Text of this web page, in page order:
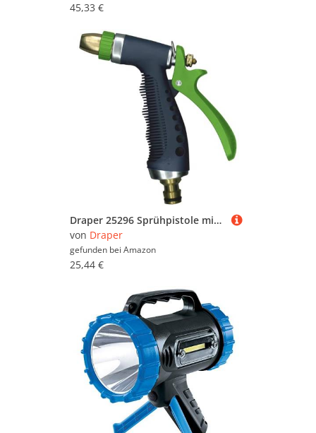
45,33 €
Draper 25296 Sprühpistole mit 3 Mustern, Aluminium-Gartenschlauchdüse, Bewässerungswerkzeug, Messingbeschläge, Universalanschluss
von Draper
gefunden bei Amazon
25,44 €